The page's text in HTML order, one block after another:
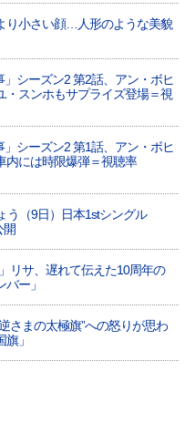
り小さい顔…人形のような美貌
シーズン2 第2話、アン・ボヒ
スンホもサプライズ登場＝視
シーズン2 第1話、アン・ボヒ
内には時限爆弾＝視聴率
う（9日）日本1stシングル
開
リサ、遅れて伝えた10周年の
ー」
さまの太極旗”への怒りが思わ
」